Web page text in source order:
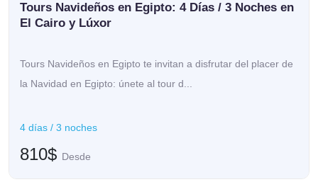
Tours Navideños en Egipto: 4 Días / 3 Noches en
El Cairo y Lúxor
Tours Navideños en Egipto te invitan a disfrutar del placer de
la Navidad en Egipto: únete al tour d...
4 días / 3 noches
810$ Desde